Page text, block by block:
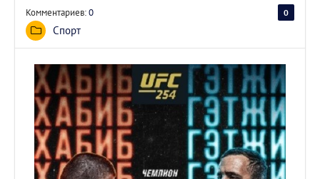
Комментариев:0 0
Спорт